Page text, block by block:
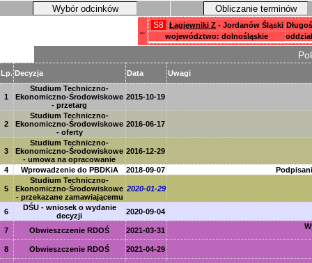
Wybór odcinków Obliczanie terminów
←
S8 Łagiewniki Z - Jordanów Śląski
województwo: dolnośląskie
Lp. Decyzja Data Uwagi
1
Studium Techniczno-
Ekonomiczno-Środowiskowe
- przetarg
2015-10-19
2
Studium Techniczno-
Ekonomiczno-Środowiskowe
- oferty
2016-06-17
3
Studium Techniczno-
Ekonomiczno-Środowiskowe
- umowa na opracowanie
2016-12-29
4 Wprowadzenie do PBDKiA 2018-09-07
5
Studium Techniczno-
Ekonomiczno-Środowiskowe
- przekazane zamawiającemu
2020-01-29
6
DŚU - wniosek o wydanie
decyzji
2020-09-04
7 Obwieszczenie RDOŚ 2021-03-31
8 Obwieszczenie RDOŚ 2021-04-29